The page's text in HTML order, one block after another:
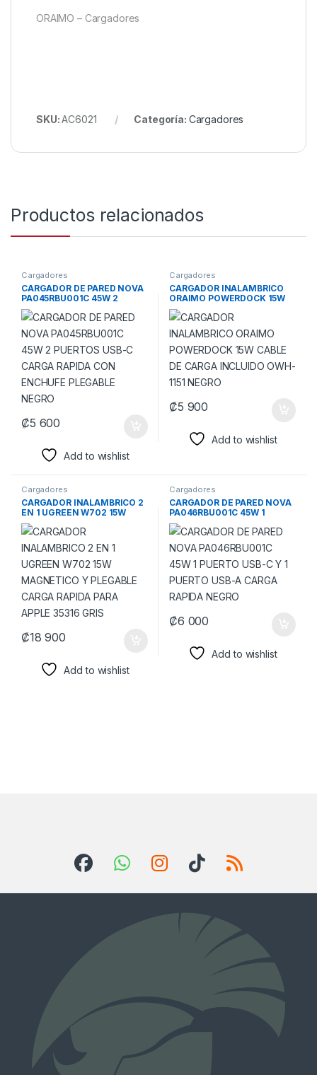
ORAIMO – Cargadores
SKU:AC6021 Categoría: Cargadores
Productos relacionados
Cargadores
CARGADOR DE PARED NOVA
PA045RBU001C 45W 2
PUERTOS USB-C CARGA
RAPIDA CON ENCHUFE
PLEGABLE NEGRO
₡5 600
Add to wishlist
Cargadores
CARGADOR INALAMBRICO
ORAIMO POWERDOCK 15W
CABLE DE CARGA INCLUIDO
OWH-1151 NEGRO
₡5 900
Add to wishlist
Cargadores
CARGADOR INALAMBRICO 2
EN 1 UGREEN W702 15W
MAGNETICO Y PLEGABLE
CARGA RAPIDA PARA APPLE
35316 GRIS
₡18 900
Add to wishlist
Cargadores
CARGADOR DE PARED NOVA
PA046RBU001C 45W 1
PUERTO USB-C Y 1 PUERTO
USB-A CARGA RAPIDA
NEGRO
₡6 000
Add to wishlist